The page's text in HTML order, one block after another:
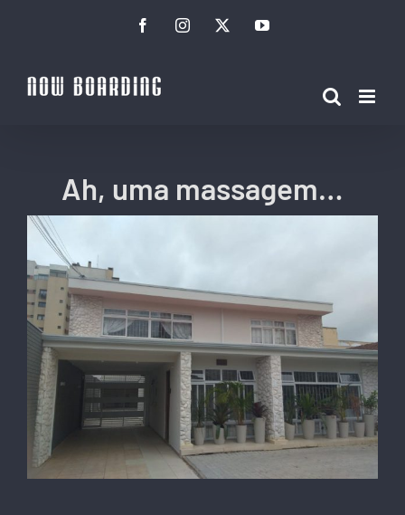
conteúdo
FacebookInstagramTwitterYouTube
Ah, uma massagem…